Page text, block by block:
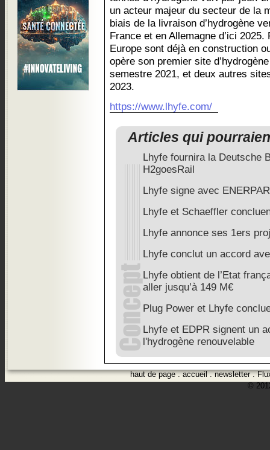
un acteur majeur du secteur de la
biais de la livraison d’hydrogène
France et en Allemagne d’ici
Europe sont déjà en construction
opère son premier site
semestre 2021, et deux autres
2023.
https://www.lhyfe.com/
Articles qui
Lhyfe fournira la Deutsche
H2goesRail
Lhyfe signe avec
Lhyfe et Schaeffler
Lhyfe annonce ses 1ers
Lhyfe conclut un accord
Lhyfe obtient de l’Etat
aller jusqu’à 149 M€
Plug Power et Lhyfe
Lhyfe et EDPR signent un
l'hydrogène renouvelable
haut de page.accueil.newsletter.
©